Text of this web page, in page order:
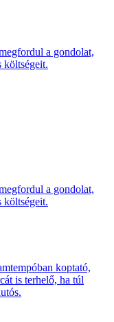
a gondolat,
költségeit.
a gondolat,
költségeit.
koptató,
is terhelő, ha túl